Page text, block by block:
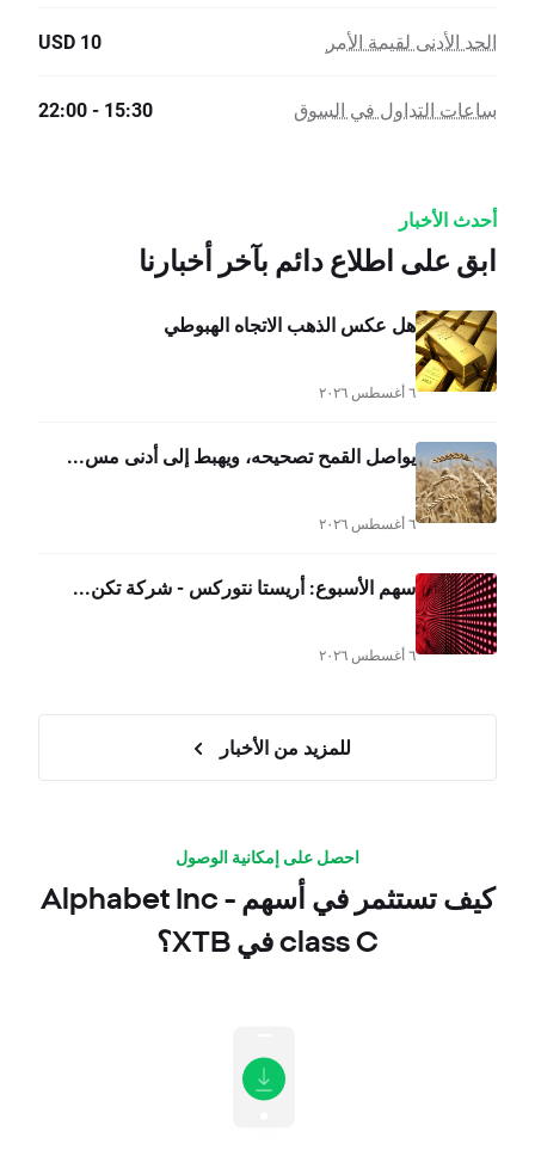
الحد الأدنى لقيمة الأمر 10 USD
ساعات التداول في السوق 15:30 - 22:00
أحدث الأخبار
ابق على اطلاع دائم بآخر أخبارنا
هل عكس الذهب الاتجاه الهبوطي
٦ أغسطس ٢٠٢٦
يواصل القمح تصحيحه، ويهبط إلى أدنى مس...
٦ أغسطس ٢٠٢٦
سهم الأسبوع: أريستا نتوركس - شركة تكن...
٦ أغسطس ٢٠٢٦
للمزيد من الأخبار
احصل على إمكانية الوصول
كيف تستثمر في أسهم Alphabet Inc -
class C في XTB؟